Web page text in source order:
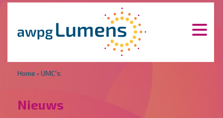
Home • UMC's
Nieuws